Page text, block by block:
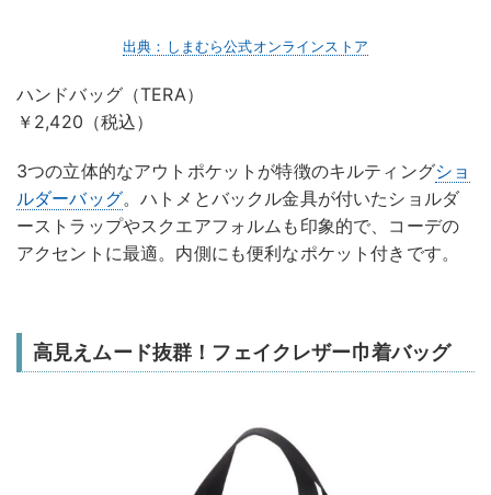
出典：しまむら公式オンラインストア
ハンドバッグ（TERA）
￥2,420（税込）
3つの立体的なアウトポケットが特徴のキルティングショ
ルダーバッグ。ハトメとバックル金具が付いたショルダ
ーストラップやスクエアフォルムも印象的で、コーデの
アクセントに最適。内側にも便利なポケット付きです。
高見えムード抜群！フェイクレザー巾着バッグ